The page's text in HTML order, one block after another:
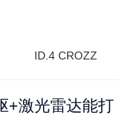
ID.4 CROZZ
+激光雷达能打